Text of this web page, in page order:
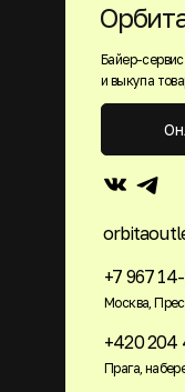
Байер-
и выкупа
+7 967
Москва,
+420 204
Прага,